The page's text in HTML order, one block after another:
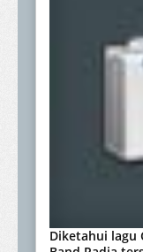
Diketahui lagu